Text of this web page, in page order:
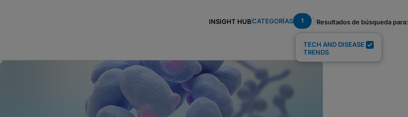
INSIGHT HUBCATEGORÍAS 1
TECH AND DISEASE
TRENDS
Resultados de búsqueda para: